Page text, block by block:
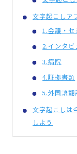
文字起こしア
1.会議・セ
2.インタビ
3.病院
4.証拠書類
5.外国語翻
文字起こしは
しよう